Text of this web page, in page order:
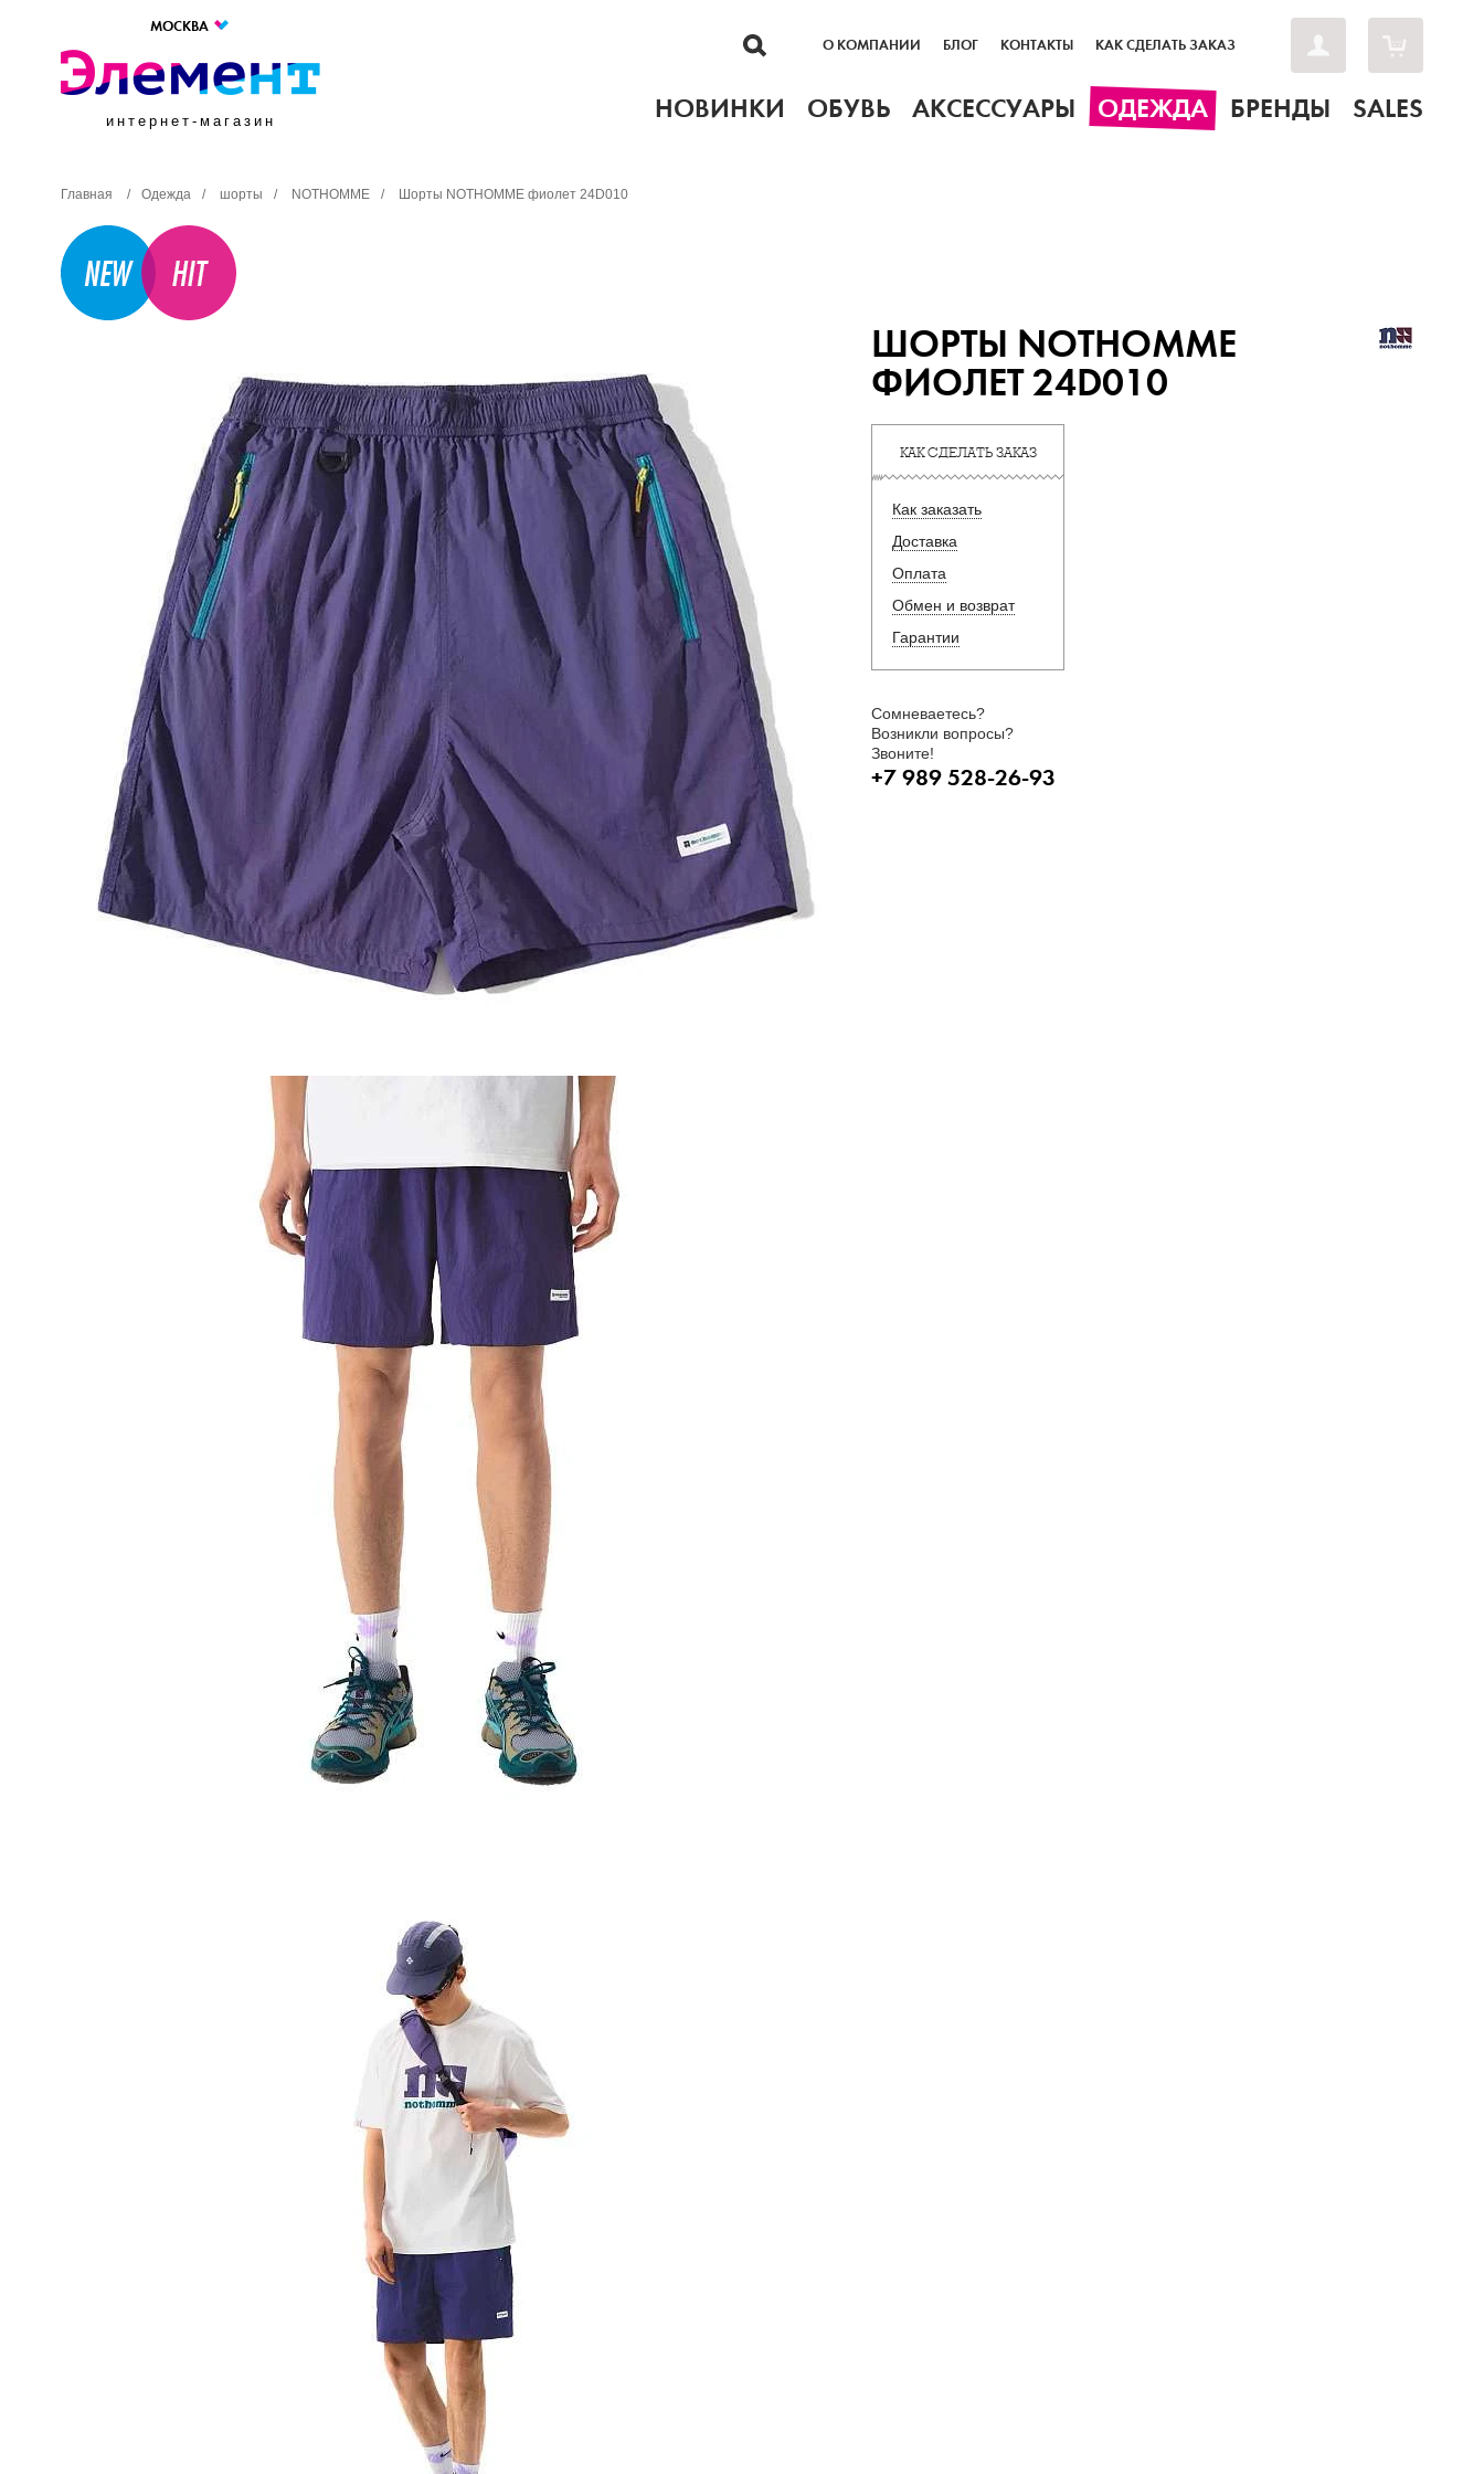
МОСКВА
интернет-магазин
О КОМПАНИИ БЛОГ КОНТАКТЫ КАК СДЕЛАТЬ ЗАКАЗ
НОВИНКИ ОБУВЬ АКСЕССУАРЫ ОДЕЖДА БРЕНДЫ SALES
Главная / Одежда / шорты / NOTHOMME / Шорты NOTHOMME фиолет 24D010
ШОРТЫ NOTHOMME
ФИОЛЕТ 24D010
КАК СДЕЛАТЬ ЗАКАЗ
Как заказать
Доставка
Оплата
Обмен и возврат
Гарантии
Сомневаетесь?
Возникли вопросы?
Звоните!
+7 989 528-26-93